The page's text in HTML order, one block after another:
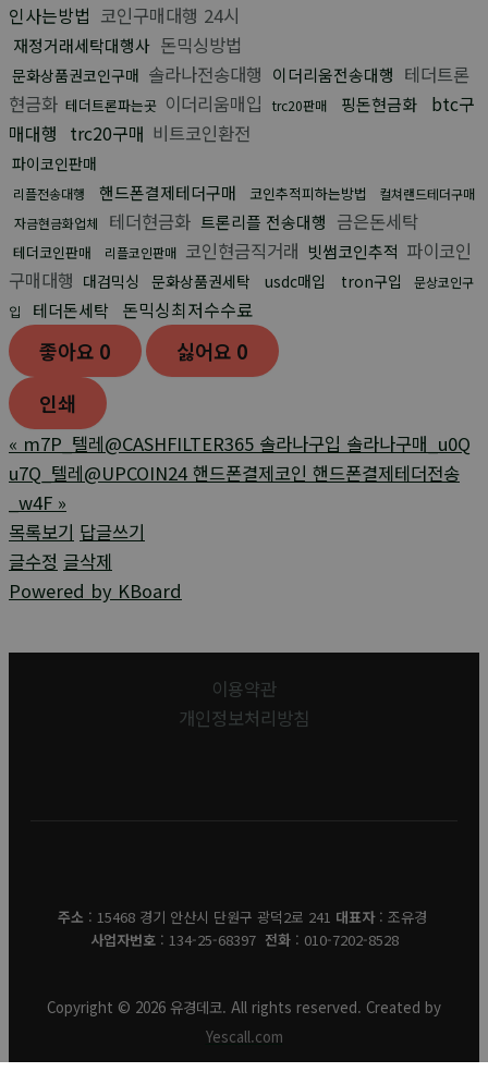
인사는방법 코인구매대행 24시
재정거래세탁대행사 돈믹싱방법
문화상품권코인구매 솔라나전송대행 이더리움전송대행 테더트론
현금화 테더트론파는곳 이더리움매입 trc20판매 핑돈현금화
btc구
매대행 trc20구매 비트코인환전
파이코인판매
리플전송대행 핸드폰결제테더구매 코인추적피하는방법
컬쳐랜드테더구매
자금현금화업체
테더현금화 트론리플 전송대행 금은돈세탁
테더코인판매 리플코인판매 코인현금직거래 빗썸코인추적 파이코인
구매대행 대검믹싱 문화상품권세탁 usdc매입 tron구입
문상코인구
입
테더돈세탁 돈믹싱최저수수료
좋아요 0 싫어요 0
인쇄
« m7P_텔레@CASHFILTER365 솔라나구입 솔라나구매_u0Q
u7Q_텔레@UPCOIN24 핸드폰결제코인 핸드폰결제테더전송
_w4F »
목록보기 답글쓰기
글수정 글삭제
Powered by KBoard
이용약관
개인정보처리방침
주소 : 15468 경기 안산시 단원구 광덕2로 241 대표자: 조유경
사업자번호: 134-25-68397 전화: 010-7202-8528
Copyright © 2026 유경데코. All rights reserved. Created by
Yescall.com